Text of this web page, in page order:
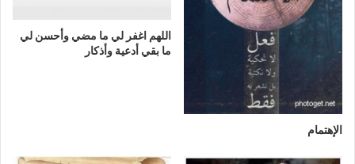
الإهتمام
اللهم اغفر لي ما مضي وأحسن لي
ما بقي أدعية وأذكار